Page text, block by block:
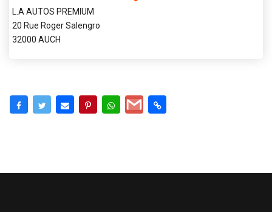
L.A AUTOS PREMIUM
20 Rue Roger Salengro
32000 AUCH